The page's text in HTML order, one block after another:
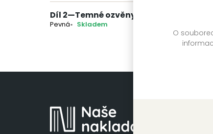
O
Díl 2—Temné ozvěny
Pevná Skladem